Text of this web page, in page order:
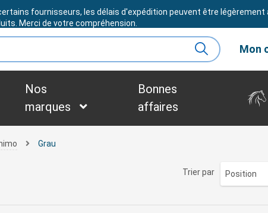
BESOIN D'ASSISTANCE ?
fournisseurs, les délais d'expédition peuvent être légèrement
Merci de votre compréhension.
Mon
Nos
marques
Bonnes
affaires
Grau
Trier par